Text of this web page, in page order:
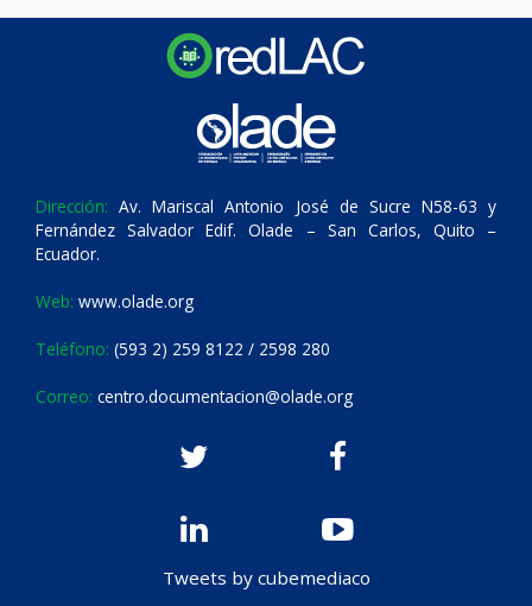
Dirección: Av. Mariscal Antonio José de Sucre N58-63 y
Fernández Salvador Edif. Olade – San Carlos, Quito –
Ecuador.
Web: www.olade.org
Teléfono: (593 2) 259 8122 / 2598 280
Correo: centro.documentacion@olade.org
Tweets by cubemediaco